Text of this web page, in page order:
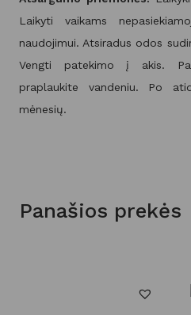
Laikyti vaikams
naudojimui. Atsiradus odos
Vengti patekimo į akis.
praplaukite vandeniu. Po
mėnesių.
Panašios prekės